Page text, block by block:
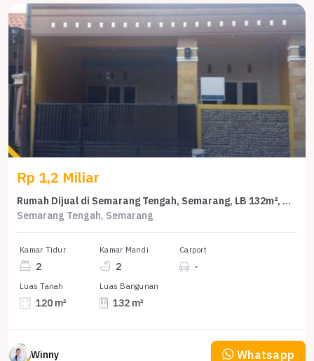
Rp 1,2 Miliar
Rumah Dijual di Semarang Tengah, Semarang, LB 132m², Harga Terbaik!
Semarang Tengah, Semarang
Kamar Tidur
2
Kamar Mandi
2
Carport
-
Luas Tanah
120 m²
Luas Bangunan
132 m²
Winny Whatsapp